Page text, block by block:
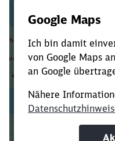
Verkürze die
oder